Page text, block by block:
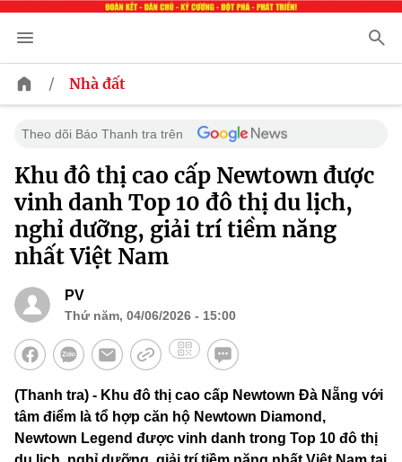
/ Nhà đất
Theo dõi Báo Thanh tra trên
Khu đô thị cao cấp Newtown được
vinh danh Top 10 đô thị du lịch,
nghỉ dưỡng, giải trí tiềm năng
nhất Việt Nam
PV
Thứ năm, 04/06/2026 - 15:00
(Thanh tra) - Khu đô thị cao cấp Newtown Đà Nẵng với
tâm điểm là tổ hợp căn hộ Newtown Diamond,
Newtown Legend được vinh danh trong Top 10 đô thị